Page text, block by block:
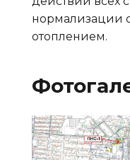
нормализации
отоплением.